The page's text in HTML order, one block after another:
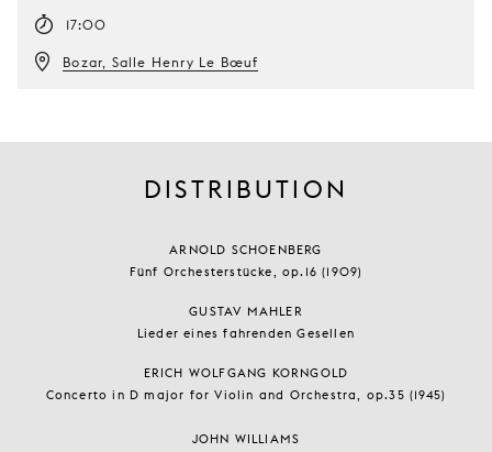
17:00
Bozar, Salle Henry Le Bœuf
DISTRIBUTION
ARNOLD SCHOENBERG
Fünf Orchesterstücke, op.16 (1909)
GUSTAV MAHLER
Lieder eines fahrenden Gesellen
ERICH WOLFGANG KORNGOLD
Concerto in D major for Violin and Orchestra, op.35 (1945)
JOHN WILLIAMS